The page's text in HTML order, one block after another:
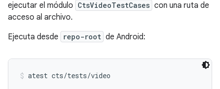
ejecutar el módulo CtsVideoTestCases con una ruta de
acceso al archivo.
Ejecuta desde
repo-root de Android:
atest cts/tests/video